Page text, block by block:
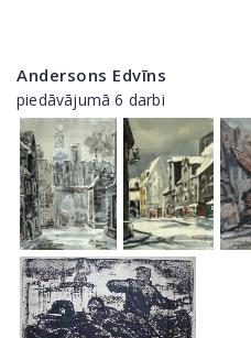
Andersons Edvīns
piedāvājumā 6 darbi